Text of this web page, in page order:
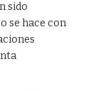
sido
se hace con